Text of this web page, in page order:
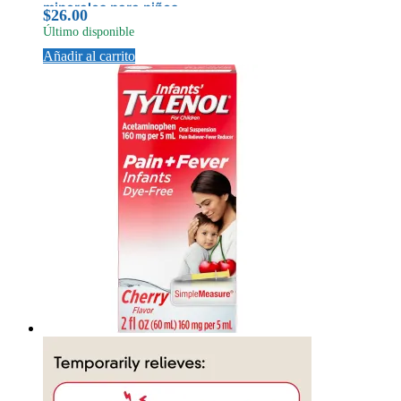
minerales para niños,
$26.00
Último disponible
Añadir al carrito